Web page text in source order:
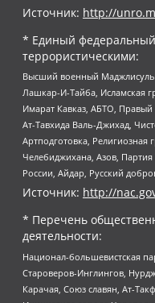
Источник: http://
* Единый федеральный
террористическими:
Высший военный Маджлисуль
Лашкар-И-Тайба, Исламская
Имарат Кавказ, АБТО,
Ат-Тавхида Валь-Джихад,
Артподготовка,
Челебиджихана, Азов,
России, Айдар, Русский
Источник: http://
* Перечень
деятельности:
Национал-большевистская
Староверов-Инглингов,
Карачая, Союз славян, Ат-